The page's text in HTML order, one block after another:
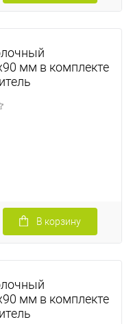
мм в комплекте
В корзину
мм в комплекте